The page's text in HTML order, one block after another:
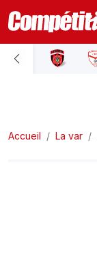
ACCUEIL
LIGUE 2
Accueil La var